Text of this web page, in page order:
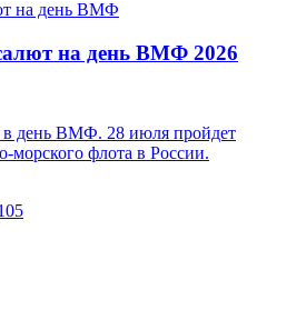
на день ВМФ 2026
в день ВМФ. 28 июля пройдет
морского флота в России.